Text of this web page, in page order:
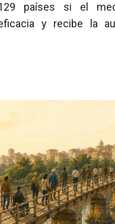
países si el
y recibe la